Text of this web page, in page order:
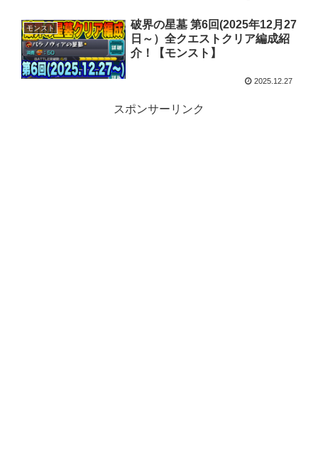
モンスト
破界の星墓 第6回(2025年12月27
日～）全クエストクリア編成紹
介！【モンスト】
2025.12.27
スポンサーリンク